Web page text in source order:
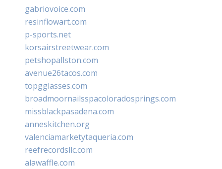
gabriovoice.com
resinflowart.com
p-sports.net
korsairstreetwear.com
petshopallston.com
avenue26tacos.com
topgglasses.com
broadmoornailsspacoloradosprings.com
missblackpasadena.com
anneskitchen.org
valenciamarketytaqueria.com
reefrecordsllc.com
alawaffle.com